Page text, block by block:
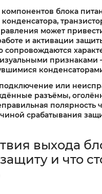
блока
может
и активации
сопровождаются
признаками
или
разъёмы,
полярность
срабатывания
выхода
и что